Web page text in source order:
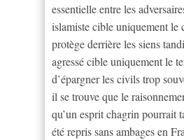
essentielle entre les
islamiste cible uniquement le
protège derrière les siens
agressé cible uniquement le
d’épargner les civils trop
il se trouve que le
qu’un esprit chagrin pourrait
été repris sans ambages en